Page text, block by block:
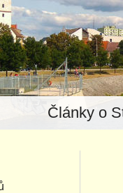
Články o